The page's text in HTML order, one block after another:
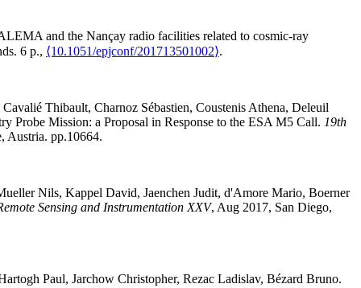
and the Nançay radio facilities related to cosmic-ray
6 p., ⟨10.1051/epjconf/201713501002⟩.
Cavalié Thibault, Charnoz Sébastien, Coustenis Athena, Deleuil
Probe Mission: a Proposal in Response to the ESA M5 Call. 19th
Austria. pp.10664.
Nils, Kappel David, Jaenchen Judit, d'Amore Mario, Boerner
Sensing and Instrumentation XXV, Aug 2017, San Diego,
Paul, Jarchow Christopher, Rezac Ladislav, Bézard Bruno.